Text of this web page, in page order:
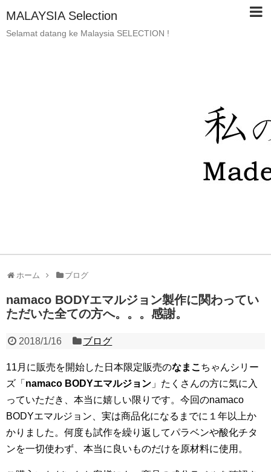
MALAYSIA Selection
Selamat datang ke Malaysia SELECTION !
ホーム ブログ
namaco BODYエマルジョン製作に関わってい
ただいた全ての方へ。。。感謝。
2018/1/16 ブログ
11月に販売を開始した日本限定販売のなまこ ちゃんシリー
ズ「 namaco BODYエマルジョン 」たくさんの方に気に入
っていただき、本当に嬉しい限りです。今回のnamaco
BODYエマルジョン、実は商品化になるまでに１年以上か
かりました。何度も試作を繰り返してパラベンや酸化チタ
ンを一切使わず、本当に良いものだけを原材料に使用。